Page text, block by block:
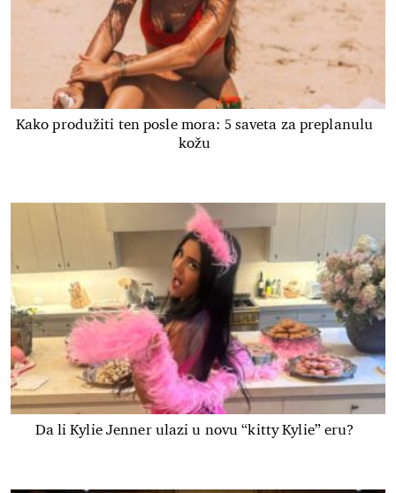
Kako produžiti ten posle mora: 5 saveta za preplanulu
kožu
Da li Kylie Jenner ulazi u novu “kitty Kylie” eru?